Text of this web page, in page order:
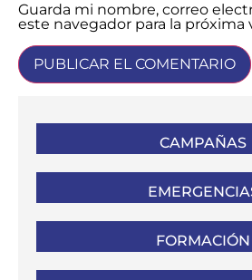
Guarda mi nombre, correo
este navegador para la
CAMPAÑAS
FORMACIÓN